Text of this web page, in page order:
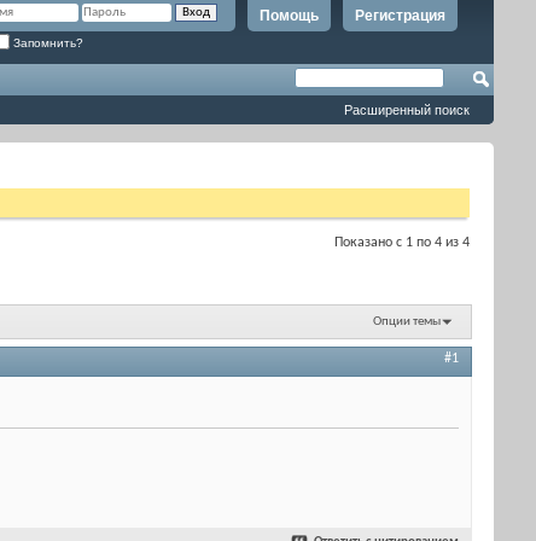
Регистрация
Помощь
Запомнить?
Расширенный поиск
Показано с 1 по 4 из 4
Опции темы
#1